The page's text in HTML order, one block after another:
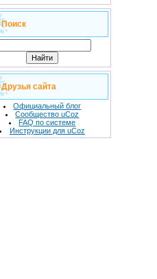
Поиск
Друзья сайта
Официальный блог
Сообщество uCoz
FAQ по системе
Инструкции для uCoz